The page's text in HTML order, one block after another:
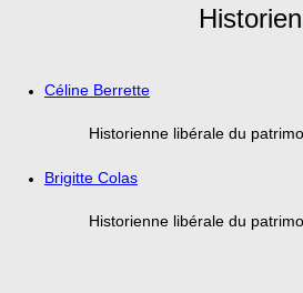
Céline Berrette
Historienne libérale du
Brigitte Colas
Historienne libérale du